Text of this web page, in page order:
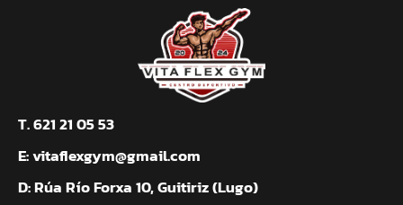
T. 621 21 05 53
E:vitaflexgym@gmail.com
D: Rúa Río Forxa 10, Guitiriz (Lugo)